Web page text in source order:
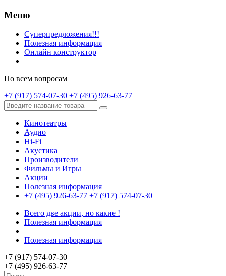
Меню
Суперпредложения!!!
Полезная информация
Онлайн конструктор
По всем вопросам
+7 (917) 574-07-30 +7 (495) 926-63-77
Кинотеатры
Аудио
Hi-Fi
Акустика
Производители
Фильмы и Игры
Акции
Полезная информация
+7 (495) 926-63-77 +7 (917) 574-07-30
Всего две акции, но какие !
Полезная информация
Полезная информация
+7 (917) 574-07-30
+7 (495) 926-63-77